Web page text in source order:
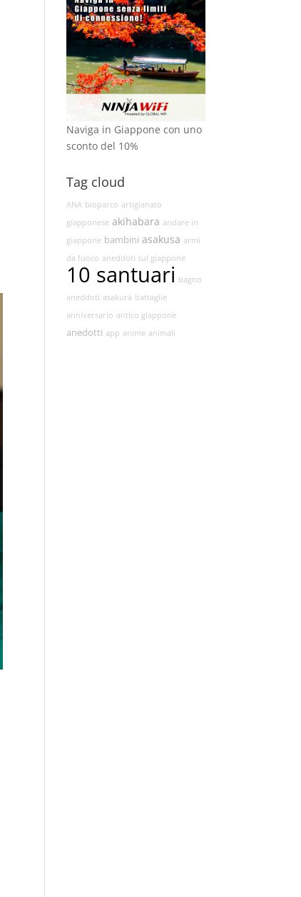
Naviga in Giappone con uno
sconto del 10%
Tag cloud
ANA bioparco artigianato
giapponese akihabara andare in
giappone bambini asakusa armi
da fuoco aneddoti sul giappone
10 santuari bagno
aneddoti asakura battaglie
anniversario antico giappone
anedotti app anime animali